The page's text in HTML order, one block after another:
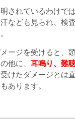
されているわけで
なども見られ、検
ージを受けると、
他に、 耳鳴り、難
けたダメージとは
あります。